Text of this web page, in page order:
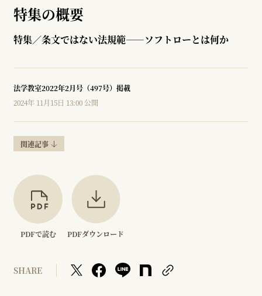
特集の概要
特集／条文ではない法規範――ソフトローとは何か
法学教室2022年2月号（497号）掲載
2024年 11月15日 13:00 公開
関連記事
PDFで読む PDFダウンロード
SHARE